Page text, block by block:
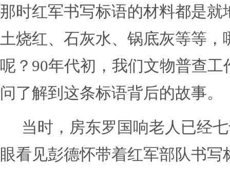
那时红军书写标语的材料都是就
土烧红、石灰水、锅底灰等等，
呢？ 90年代初，我们文物普查
问了解到这条标语背后的故事。
当时，房东罗国响老人已经
眼看见彭德怀带着红军部队书写